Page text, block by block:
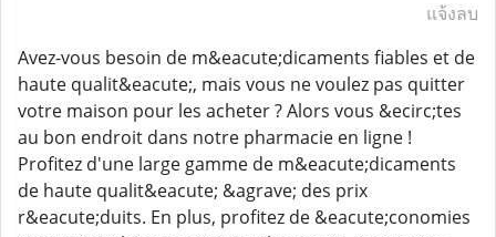
แจ้งลบ
Avez-vous besoin de m&eacute;dicaments fiables et de
haute qualit&eacute;, mais vous ne voulez pas quitter
votre maison pour les acheter ? Alors vous &ecirc;tes
au bon endroit dans notre pharmacie en ligne !
Profitez d'une large gamme de m&eacute;dicaments
de haute qualit&eacute; &agrave; des prix
r&eacute;duits. En plus, profitez de &eacute;conomies